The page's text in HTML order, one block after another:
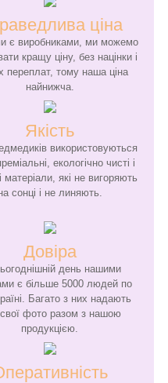
ціна
є виробниками, ми можемо
кращу ціну, без націнки і
переплат, тому наша ціна
найнижча.
Якість
використовуються
екологічно чисті і
матеріали, які не вигоряють
сонці і не линяють.
Довіра
день нашими
є більше 5000 людей по
Багато з них надають
фото разом з нашою
продукцією.